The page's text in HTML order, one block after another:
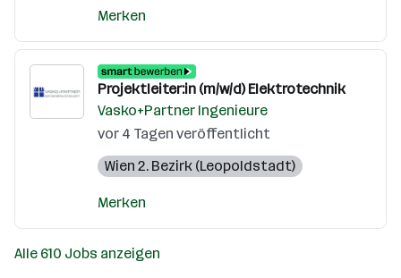
Merken
Projektleiter:in (m/w/d) Elektrotechnik
Vasko+Partner Ingenieure
vor 4 Tagen veröffentlicht
Wien 2. Bezirk (Leopoldstadt)
Merken
Alle 610 Jobs anzeigen